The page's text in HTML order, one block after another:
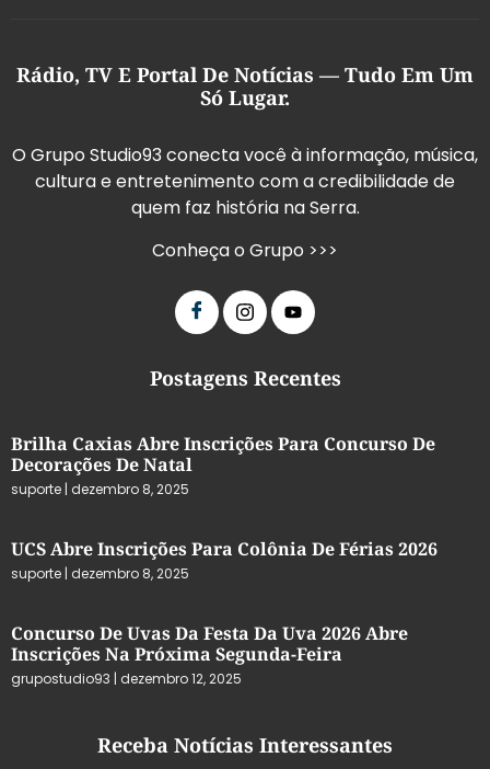
Rádio, TV E Portal De Notícias — Tudo Em Um
Só Lugar.
O Grupo Studio93 conecta você à informação, música,
cultura e entretenimento com a credibilidade de
quem faz história na Serra.
Conheça o Grupo >>>
Postagens Recentes
Brilha Caxias Abre Inscrições Para Concurso De
Decorações De Natal
suporte dezembro 8, 2025
UCS Abre Inscrições Para Colônia De Férias 2026
suporte dezembro 8, 2025
Concurso De Uvas Da Festa Da Uva 2026 Abre
Inscrições Na Próxima Segunda-Feira
grupostudio93 dezembro 12, 2025
Receba Notícias Interessantes